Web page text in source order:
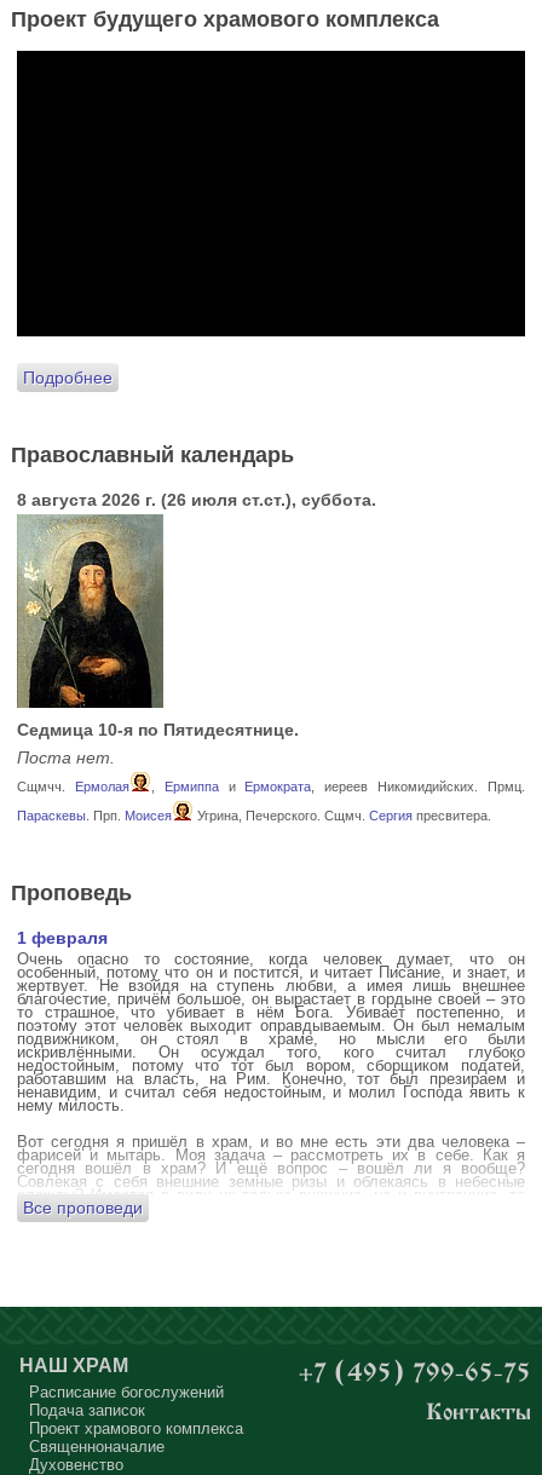
Проект будущего храмового комплекса
Подробнее
Православный календарь
8 августа 2026 г. (26 июля ст.ст.), суббота.
Седмица 10-я по Пятидесятнице.
Поста нет.
Сщмчч. Ермолая Ермиппаи Ермократа , иереев Никомидийских. Прмц.
Параскевы. Прп. Моисея Угрина, Печерского. Сщмч. Сергияпресвитера.
Проповедь
1 февраля
Очень опасно то состояние, когда человек думает, что он
особенный, потому что он и постится, и читает Писание, и знает, и
жертвует. Не взойдя на ступень любви, а имея лишь внешнее
благочестие, причём большое, он вырастает в гордыне своей – это
то страшное, что убивает в нём Бога. Убивает постепенно, и
поэтому этот человек выходит оправдываемым. Он был немалым
подвижником, он стоял в храме, но мысли его были
искривлёнными. Он осуждал того, кого считал глубоко
недостойным, потому что тот был вором, сборщиком податей,
работавшим на власть, на Рим. Конечно, тот был презираем и
ненавидим, и считал себя недостойным, и молил Господа явить к
нему милость.
Вот сегодня я пришёл в храм, и во мне есть эти два человека –
фарисей и мытарь. Моя задача – рассмотреть их в себе. Как я
сегодня вошёл в храм? И ещё вопрос – вошёл ли я вообще?
Совлекая с себя внешние земные ризы и облекаясь в небесные
одежды? Имеется в виду не только внешние, но и внутренние, то
есть помыслы.
сердца?
Бог открыл помыслы людей, стоящих в храме, и он ужаснулся
тому, что никто из них не молится – ни один человек, кроме одного
мальчика. Мысли у людей о чём угодно: о работе, о молодой жене
или возлюбленной, о детях, о долгах, о футбольном матче, о
путешествиях, о скором отпуске, о билетах, о машине, об одежде, о
том, что будет после службы, где я буду обедать, куда пойду, что
подарить, что подарят, что я посмотрю, что, может быть, почитаю...
Где здесь место для Бога?
Все проповеди
НАШ ХРАМ
Расписание богослужений
Подача записок
Проект храмового комплекса
Священноначалие
Духовенство
+7 (495) 799-65-75
Контакты